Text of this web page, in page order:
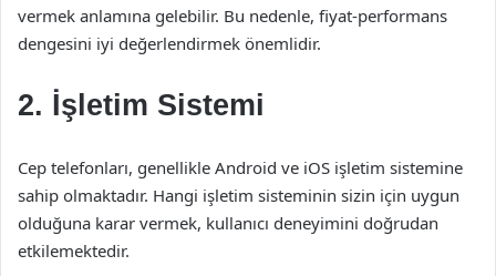
vermek anlamına gelebilir. Bu nedenle, fiyat-performans
dengesini iyi değerlendirmek önemlidir.
2. İşletim Sistemi
Cep telefonları, genellikle Android ve iOS işletim sistemine
sahip olmaktadır. Hangi işletim sisteminin sizin için uygun
olduğuna karar vermek, kullanıcı deneyimini doğrudan
etkilemektedir.